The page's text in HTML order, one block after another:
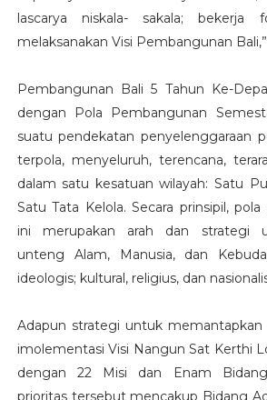
lascarya niskala- sakala; bekerja
melaksanakan Visi Pembangunan
Pembangunan Bali 5 Tahun Ke-
dengan Pola Pembangunan
suatu pendekatan penyelenggaraan
terpola, menyeluruh, terencana,
dalam satu kesatuan wilayah: Satu
Satu Tata Kelola. Secara prinsipil,
ini merupakan arah dan strategi
unteng Alam, Manusia, dan
ideologis; kultural, religius, dan
Adapun strategi untuk
imolementasi Visi Nangun Sat Kerthi
dengan 22 Misi dan Enam
prioritas tersebut mencakup Bidang